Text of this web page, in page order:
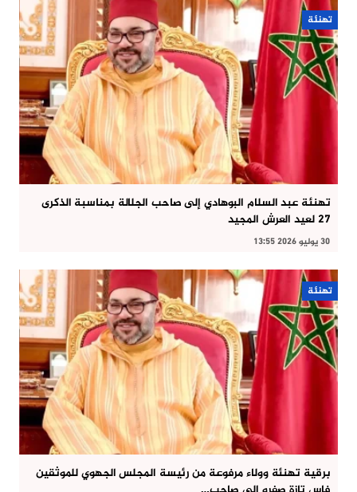
تهنئة
تهنئة عبد السلام البوهادي إلى صاحب الجلالة بمناسبة الذكرى
27 لعيد العرش المجيد
30 يوليو 2026 13:55
تهنئة
برقية تهنئة وولاء مرفوعة من رئيسة المجلس الجهوي للموثقين